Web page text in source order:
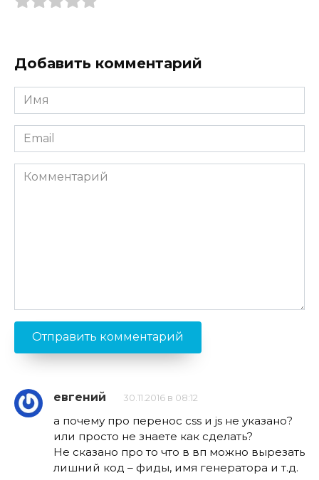
Добавить комментарий
Имя
*
Email
*
Комментарий
евгений 30.11.2016 в 08:12
а почему про перенос css и js не указано?
или просто не знаете как сделать?
Не сказано про то что в вп можно вырезать
лишний код – фиды, имя генератора и т.д.